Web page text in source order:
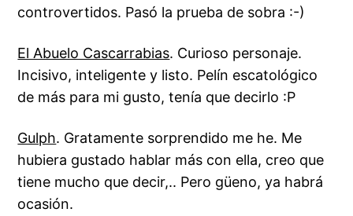
controvertidos. Pasó la prueba de sobra :-)
El Abuelo Cascarrabias. Curioso personaje.
Incisivo, inteligente y listo. Pelín escatológico
de más para mi gusto, tenía que decirlo :P
Gulph. Gratamente sorprendido me he. Me
hubiera gustado hablar más con ella, creo que
tiene mucho que decir,.. Pero güeno, ya habrá
ocasión.